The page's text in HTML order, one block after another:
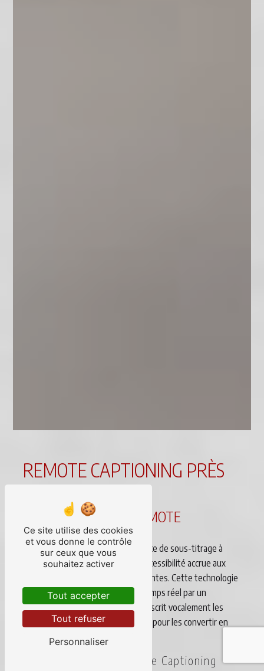
REMOTE CAPTIONING PRÈS
DE TOULOUSE
QU'EST-CE QUE LE REMOTE
CAPTIONING?
Le Remote Captioning est un service de sous-titrage à
distance qui permet d'offrir une accessibilité accrue aux
personnes sourdes ou malentendantes. Cette technologie
utilise généralement la saisie en temps réel par un
opérateur professionnel qui retranscrit vocalement les
dialogues et les sons environnants pour les convertir en
textes affichés à l'écran.
Les avantages du Remote Captioning
Ce site utilise des cookies
et vous donne le contrôle
sur ceux que vous
souhaitez activer
Tout accepter
Tout refuser
Personnaliser